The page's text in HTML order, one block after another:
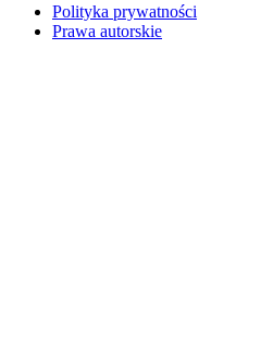
Polityka prywatności
Prawa autorskie